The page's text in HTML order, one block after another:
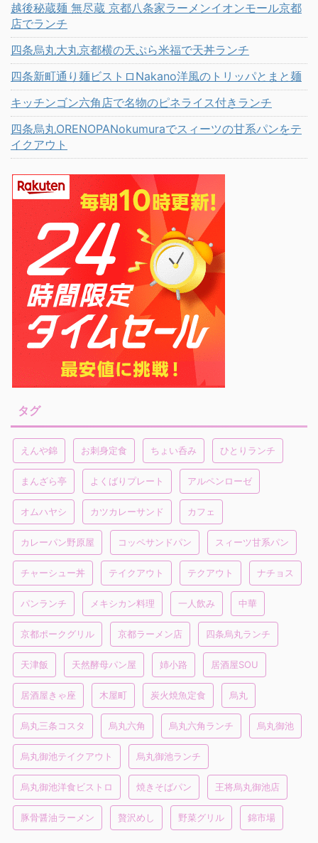
越後秘蔵麺 無尽蔵 京都八条家ラーメンイオンモール京都
店でランチ
四条烏丸大丸京都横の天ぷら米福で天丼ランチ
四条新町通り麺ビストロNakano洋風のトリッパとまと麺
キッチンゴン六角店で名物のピネライス付きランチ
四条烏丸ORENOPANokumuraでスィーツの甘系パンをテ
イクアウト
タグ
えんや錦 お刺身定食 ちょい呑み ひとりランチ
まんざら亭 よくばりプレート アルペンローゼ
オムハヤシ カツカレーサンド カフェ
カレーパン野原屋 コッペサンドパン スィーツ甘系パン
チャーシュー丼 テイクアウト テクアウト ナチョス
パンランチ メキシカン料理 一人飲み 中華
京都ポークグリル 京都ラーメン店 四条烏丸ランチ
天津飯 天然酵母パン屋 姉小路 居酒屋SOU
居酒屋きゃ座 木屋町 炭火焼魚定食 烏丸
烏丸三条コスタ 烏丸六角 烏丸六角ランチ 烏丸御池
烏丸御池テイクアウト 烏丸御池ランチ
烏丸御池洋食ビストロ 焼きそばパン 王将烏丸御池店
豚骨醤油ラーメン 贅沢めし 野菜グリル 錦市場